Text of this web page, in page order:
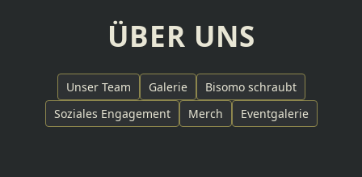
ÜBER UNS
Unser Team Galerie
Bisomo schraubt
Soziales Engagement
Merch Eventgalerie